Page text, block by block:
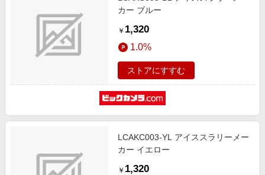
カー ブルー
￥ 1,320
1.0%
ストアにすすむ
LCAKC003-YL アイススラリーメー
カー イエロー
￥ 1,320